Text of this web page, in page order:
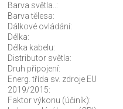
Barva světla..:
Barva tělesa:
Dálkové ovládání:
Délka:
Délka kabelu:
Distributor světla:
Druh připojení:
Energ. třída sv. zdroje EU
2019/2015:
Faktor výkonu (účiník):